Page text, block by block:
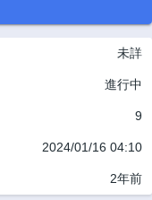
未詳
進行中
9
2024/01/16 04:10
2年前